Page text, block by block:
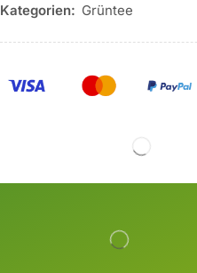
Kategorien: Grüntee